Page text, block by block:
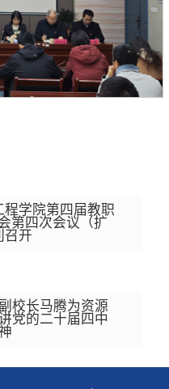
学院第四届教职
第四次会议（扩
召开
校长马腾为资源
党的二十届四中